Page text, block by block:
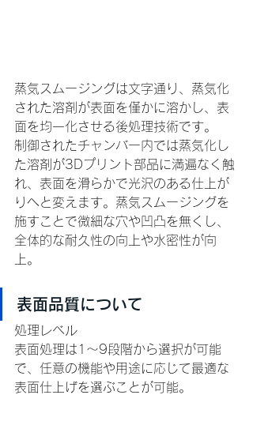
蒸気スムージングは文字通り、蒸気化
された溶剤が表面を僅かに溶かし、表
面を均一化させる後処理技術です。
制御されたチャンバー内では蒸気化し
た溶剤が3Dプリント部品に満遍なく触
れ、表面を滑らかで光沢のある仕上が
りへと変えます。蒸気スムージングを
施すことで微細な穴や凹凸を無くし、
全体的な耐久性の向上や水密性が向
上。
表面品質について
処理レベル
表面処理は1〜9段階から選択が可能
で、任意の機能や用途に応じて最適な
表面仕上げを選ぶことが可能。